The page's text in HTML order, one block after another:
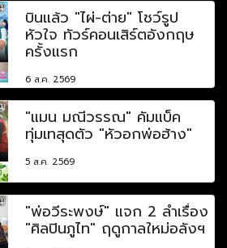
บินแล้ว "ไผ่-ต่าย" โชว์รูป
หัวใจ ทัวร์คอนเสิร์ตอังกฤษ
ครั้งแรก
6 ส.ค. 2569
"แมน มณีวรรณ" คัมแบ็ค
ทุ่มเทสุดตัว "หัวอกพ่อฮ้าง"
5 ส.ค. 2569
"พ่อวีระพงษ์" แจก 2 ลำเรื่อง
"ศิลปินภูไท" ฤดูกาลใหม่อลังฯ